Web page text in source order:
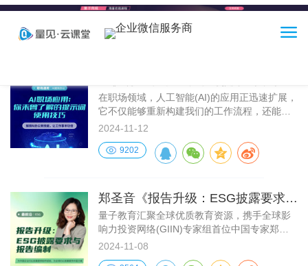
功能介绍
培训解决方案
产品体验
商务合作
详细的企业培训方法论
功倍！
在职场领域，人工智能(AI)的应用正迅速扩展，
它不仅能够重新构建我们的工作流程，还能显
著提升工作效率，并引领全新的工作模式。AI
领域发挥着日益重要的作用，其自动化与智能
化特性极大地促进了工作效率，为职场带来了
2024-11-12
9202
郑圣音《报告升级：ESG披露要求与
报告编制》
量子教育汇聚全球优质教育资源，携手全球影
响力投资网络(GIIN)专家组首位中国专家郑圣
音老师，联合打造《报告升级：ESG披露要求
2024-11-08